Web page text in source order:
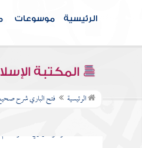
الرئيسية موسوعات
المكتبة
الرئيسية فتح الباري شرح
كتاب الحيل
كتاب التعبير
كتاب الفتن
كتاب الأحكام
الرسول وأولي الأمر منكم